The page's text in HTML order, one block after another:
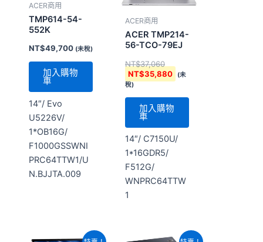
ACER商用
TMP614-54-
552K
NT$49,700 (未稅)
加入購物
車
14″/ Evo
U5226V/
1*OB16G/
F1000GSSWNI
PRC64TTW1/U
N.BJJTA.009
ACER商用
ACER TMP214-
56-TCO-79EJ
NT$37,060
NT$35,880
(未
稅)
加入購物
車
14″/ C7150U/
1*16GDR5/
F512G/
WNPRC64TTW
1
原 目
原目